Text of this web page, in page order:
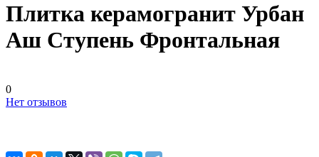
Плитка керамогранит Урбан
Аш Ступень Фронтальная
0
Нет отзывов